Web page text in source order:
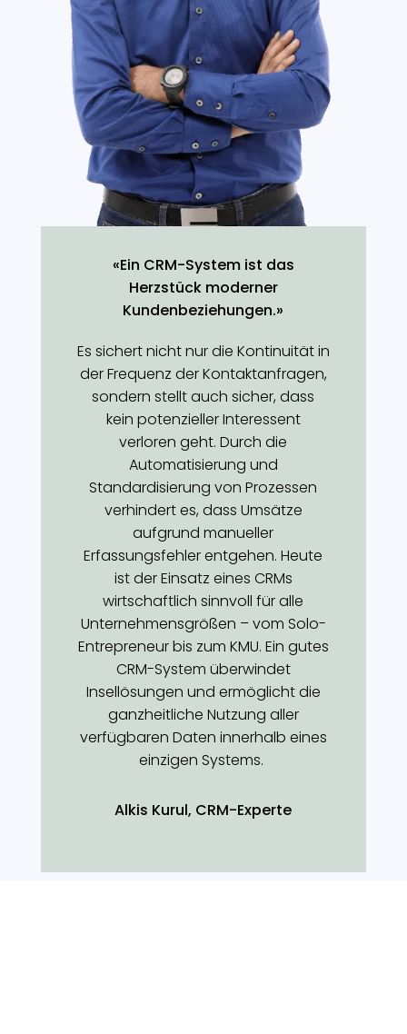
«Ein CRM-System ist das
Herzstück moderner
Kundenbeziehungen.»
Es sichert nicht nur die Kontinuität in
der Frequenz der Kontaktanfragen,
sondern stellt auch sicher, dass
kein potenzieller Interessent
verloren geht. Durch die
Automatisierung und
Standardisierung von Prozessen
verhindert es, dass Umsätze
aufgrund manueller
Erfassungsfehler entgehen. Heute
ist der Einsatz eines CRMs
wirtschaftlich sinnvoll für alle
Unternehmensgrößen – vom Solo-
Entrepreneur bis zum KMU. Ein gutes
CRM-System überwindet
Insellösungen und ermöglicht die
ganzheitliche Nutzung aller
verfügbaren Daten innerhalb eines
einzigen Systems.
Alkis Kurul, CRM-Experte